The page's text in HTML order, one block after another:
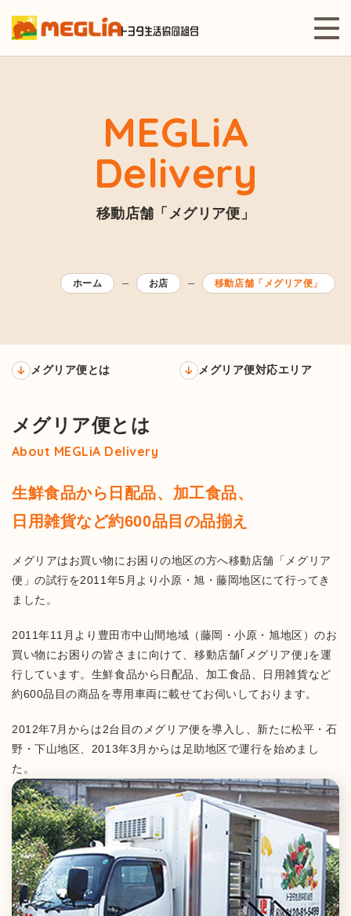
MEGLiA
Delivery
移動店舗「メグリア便」
ホーム お店 移動店舗「メグリア便」
メグリア便とは メグリア便対応エリア
メグリア便とは
About MEGLiA Delivery
生鮮食品から日配品、加工食品、
日用雑貨など約600品目の品揃え
メグリアはお買い物にお困りの地区の方へ移動店舗「メグリア
便」の試行を2011年5月より小原・旭・藤岡地区にて行ってき
ました。
2011年11月より豊田市中山間地域（藤岡・小原・旭地区）のお
買い物にお困りの皆さまに向けて、移動店舗｢メグリア便｣を運
行しています。生鮮食品から日配品、加工食品、日用雑貨など
約600品目の商品を専用車両に載せてお伺いしております。
2012年7月からは2台目のメグリア便を導入し、新たに松平・石
野・下山地区、2013年3月からは足助地区で運行を始めまし
た。